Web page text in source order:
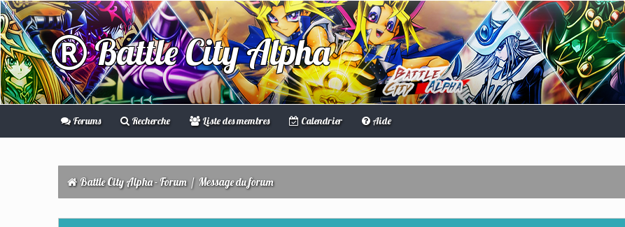
Battle City Alpha
Forums Recherche Liste des membres Calendrier Aide
Battle City Alpha - Forum / Message du forum